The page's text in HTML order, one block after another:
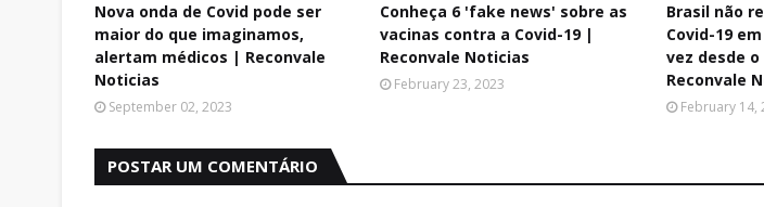
Nova onda de Covid pode ser
maior do que imaginamos,
alertam médicos | Reconvale
Noticias
September 02, 2023
Conheça 6 'fake news' sobre as
vacinas contra a Covid-19 |
Reconvale Noticias
February 23, 2023
Brasil não
Covid-19
vez desde
Reconvale
February 14,
POSTAR UM COMENTÁRIO